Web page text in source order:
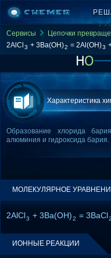
Сервисы
Цепочки
2AlCl 3 + 3Ba(OH)2 = 2Al(OH)3
Характеристика
Образование хлорида
алюминия и гидроксида бария.
МОЛЕКУЛЯРНОЕ
2AlCl3 + 3Ba(OH)2 = 3BaCl2
ИОННЫЕ РЕАКЦИИ